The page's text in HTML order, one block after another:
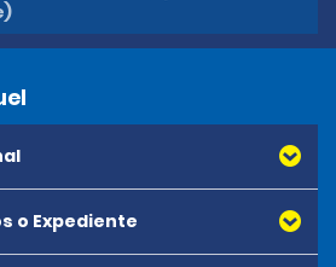
o Expediente